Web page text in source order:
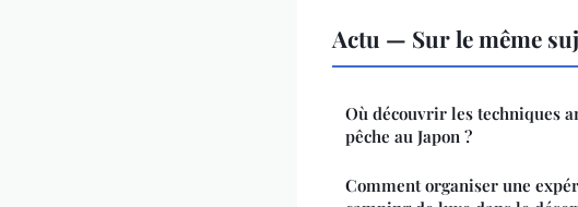
Actu — Sur le même
Où découvrir les techniques
pêche au Japon ?
Comment organiser une